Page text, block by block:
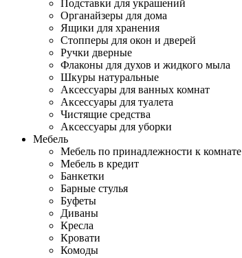
Подставки для украшений
Органайзеры для дома
Ящики для хранения
Стопперы для окон и дверей
Ручки дверные
Флаконы для духов и жидкого мыла
Шкуры натуральные
Аксессуары для ванных комнат
Аксессуары для туалета
Чистящие средства
Аксессуары для уборки
Мебель
Мебель по принадлежности к комнате
Мебель в кредит
Банкетки
Барные стулья
Буфеты
Диваны
Кресла
Кровати
Комоды